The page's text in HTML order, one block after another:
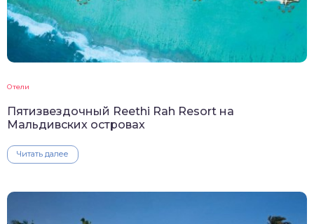
Отели
Пятизвездочный Reethi Rah Resort на
Мальдивских островах
Читать далее